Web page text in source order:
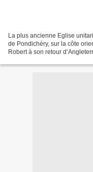
La plus ancienne Eglise
de Pondichéry, sur la côte
Robert à son retour